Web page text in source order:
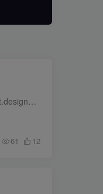
神奇的 Document.designMode document.designMode 控制整个文档是否可编辑。有效值为 "on" 和 "off" 。 const mode = document.designMode document.designMode = 'on' || ...
61 12